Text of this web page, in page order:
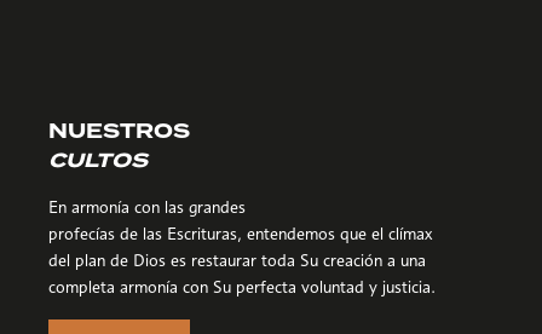
NUESTROS
CULTOS
En armonía con las grandes
profecías de las Escrituras, entendemos que el clímax
del plan de Dios es restaurar toda Su creación a una
completa armonía con Su perfecta voluntad y justicia.